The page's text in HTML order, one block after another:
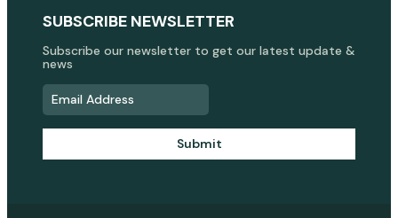
SUBSCRIBE NEWSLETTER
Subscribe our newsletter to get our latest update &
news
Submit